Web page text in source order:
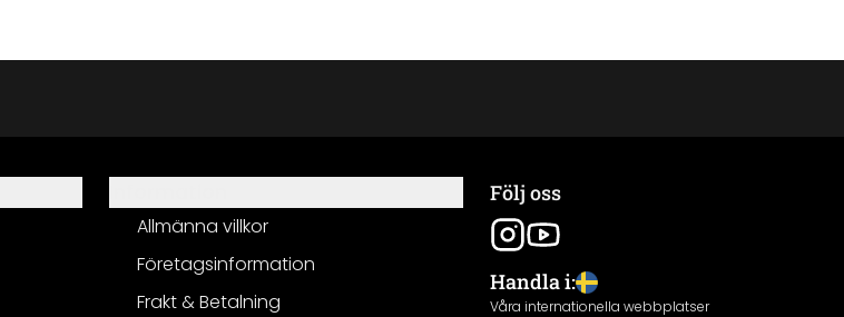
Allmänna villkor
Företagsinformation
Frakt & Betalning
Följ oss
Handla i:
Våra internationella webbplatser